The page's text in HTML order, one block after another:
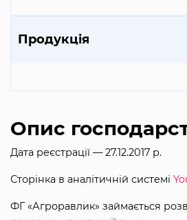
Продукція
Опис
Дата реєстрації — 27.12.2017 р.
Сторінка в аналітичній системі
ФГ «Агроравлик» займається